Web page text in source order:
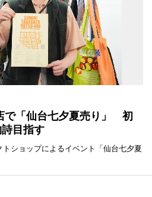
で「仙台七夕夏売り」 初
目指す
ショップによるイベント「仙台七夕夏